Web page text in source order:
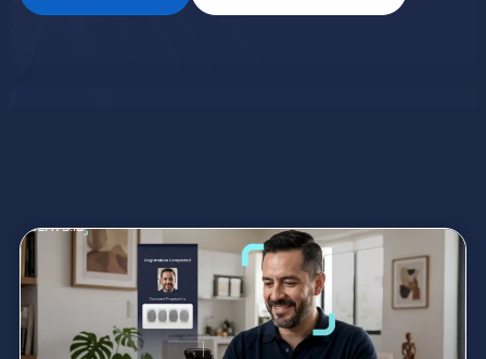
PáginaPáginaPágina
PáginaPágina